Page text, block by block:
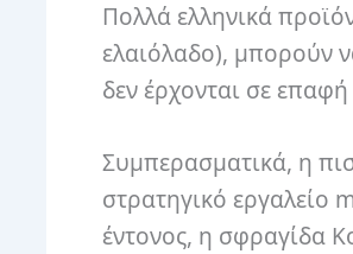
Πολλά ελληνικά
ελαιόλαδο), μπορούν
δεν έρχονται σε επαφή
Συμπερασματικά, η
στρατηγικό εργαλείο
έντονος, η σφραγίδα